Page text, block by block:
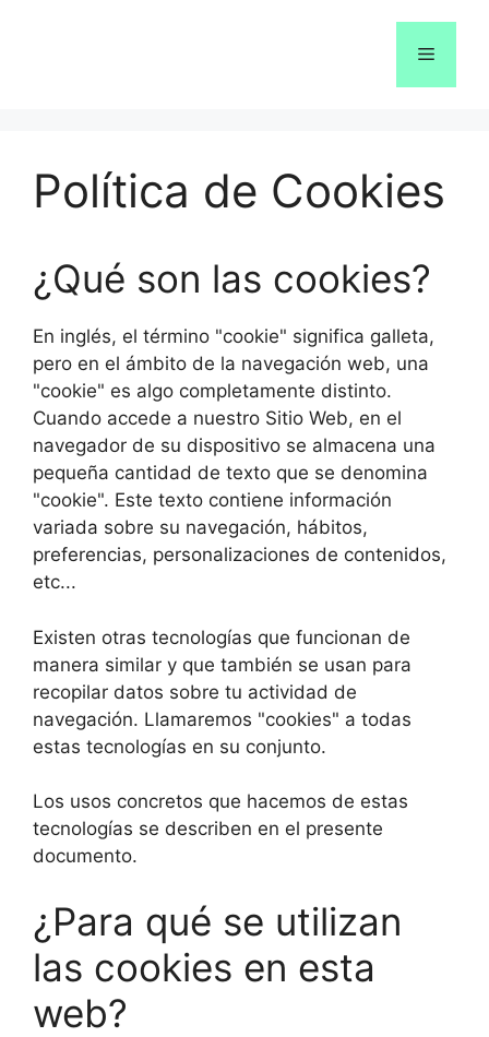
Menú
Política de Cookies
¿Qué son las cookies?
En inglés, el término "cookie" significa galleta,
pero en el ámbito de la navegación web, una
"cookie" es algo completamente distinto.
Cuando accede a nuestro Sitio Web, en el
navegador de su dispositivo se almacena una
pequeña cantidad de texto que se denomina
"cookie". Este texto contiene información
variada sobre su navegación, hábitos,
preferencias, personalizaciones de contenidos,
etc...
Existen otras tecnologías que funcionan de
manera similar y que también se usan para
recopilar datos sobre tu actividad de
navegación. Llamaremos "cookies" a todas
estas tecnologías en su conjunto.
Los usos concretos que hacemos de estas
tecnologías se describen en el presente
documento.
¿Para qué se utilizan
las cookies en esta
web?